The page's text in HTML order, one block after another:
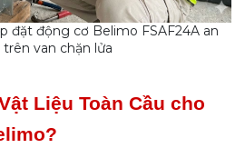
đặt động cơ Belimo FSAF24A an
van chặn lửa
Liệu Toàn Cầu cho